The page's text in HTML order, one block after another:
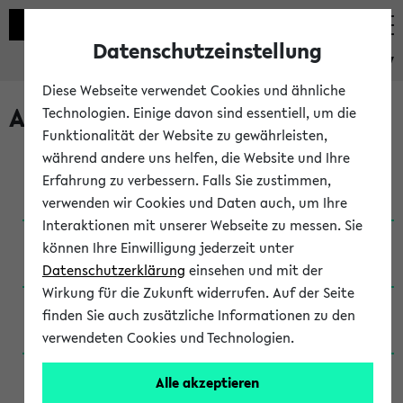
eKVV
Archivierte Studiengänge
Anglistik: British and American Studies / B.A.
(Einschreibung bis WiSe 16/17)
Anglistik: British and American Studies / B.A.
(Einschreibung bis SoSe 2015)
Anglistik: British and American Studies / B.A.
(Einschreibung bis SoSe 2013)
Anglistik: British and American Studies / Ba
(Einschreibung bis SoSe 2011)
Datenschutzeinstellung
Diese Webseite verwendet Cookies und ähnliche
Technologien. Einige davon sind essentiell, um die
Funktionalität der Website zu gewährleisten,
während andere uns helfen, die Website und Ihre
Erfahrung zu verbessern. Falls Sie zustimmen,
verwenden wir Cookies und Daten auch, um Ihre
Interaktionen mit unserer Webseite zu messen. Sie
können Ihre Einwilligung jederzeit unter
Datenschutzerklärung einsehen und mit der
Wirkung für die Zukunft widerrufen. Auf der Seite
finden Sie auch zusätzliche Informationen zu den
verwendeten Cookies und Technologien.
Alle akzeptieren